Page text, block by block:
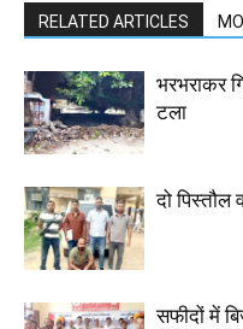
RELATED ARTICLES
भरभराकर
टला
दो पिस्तौल
सफीदों में